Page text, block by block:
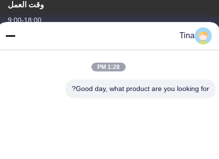
وقت العمل
9:00-18:00
Henggang Community ، Longgang Street
Tina
1:28 PM
Good day, what product are you looking for?